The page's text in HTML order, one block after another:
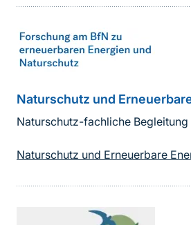
Naturschutz und
Naturschutz-fachliche
Naturschutz und Erneuerbare